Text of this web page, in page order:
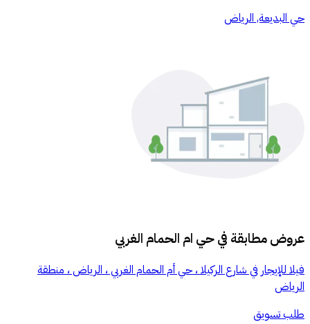
حي البديعة, الرياض
عروض مطابقة فيحي ام الحمام الغربي
فيلا للإيجار في شارع الركيلا ، حي أم الحمام الغربي ، الرياض ، منطقة
الرياض
طلب تسويق